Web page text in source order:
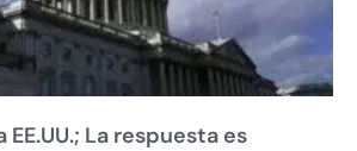
La respuesta es